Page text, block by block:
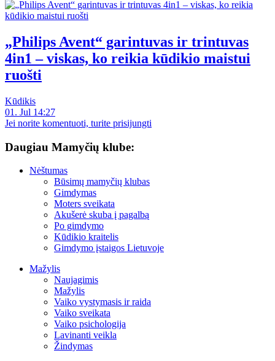
„Philips Avent“ garintuvas ir trintuvas
4in1 – viskas, ko reikia kūdikio maistui
ruošti
Kūdikis
01. Jul 14:27
Jei norite komentuoti, turite prisijungti
Daugiau Mamyčių klube:
Nėštumas
Būsimų mamyčių klubas
Gimdymas
Moters sveikata
Akušerė skuba į pagalbą
Po gimdymo
Kūdikio kraitelis
Gimdymo įstaigos Lietuvoje
Mažylis
Naujagimis
Mažylis
Vaiko vystymasis ir raida
Vaiko sveikata
Vaiko psichologija
Lavinanti veikla
Žindymas